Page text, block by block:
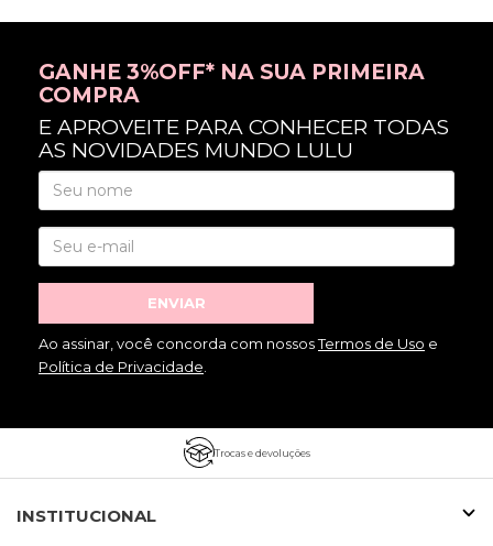
GANHE 3%OFF* NA SUA PRIMEIRA
COMPRA
E APROVEITE PARA CONHECER TODAS
AS NOVIDADES MUNDO LULU
ENVIAR
Ao assinar, você concorda com nossosTermos de Uso e
Política de Privacidade
Trocas e devoluções
INSTITUCIONAL